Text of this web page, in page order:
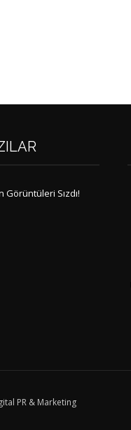
Sızdı!
PR & Marketing